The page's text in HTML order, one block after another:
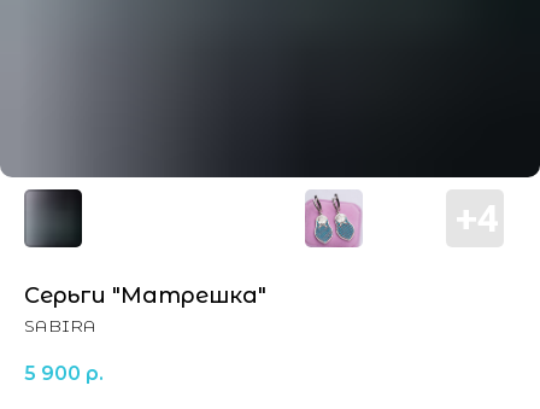
Серьги "Матрешка"
SABIRA
5 900 р.